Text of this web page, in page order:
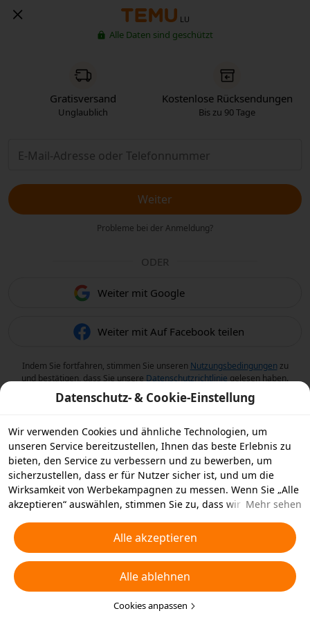
LU
Alle Daten sind geschützt
Gratisversand
Unglaublich
Kostenlose Rücksendungen
Bis zu 90 Tage
Weiter
Probleme bei der Anmeldung?
ODER
Weiter mit Google
Weiter mit Auf Facebook teilen
Indem Sie fortfahren, stimmen Sie unseren Nutzungsbedingungen zu
und bestätigen, dass Sie unsere Datenschutzrichtlinie gelesen haben.
Datenschutz- & Cookie-Einstellung
Wir verwenden Cookies und ähnliche Technologien, um
unseren Service bereitzustellen, Ihnen das beste Erlebnis zu
bieten, den Service zu verbessern und zu bewerben, um
sicherzustellen, dass er für Nutzer sicher ist, und um die
Wirksamkeit von Werbekampagnen zu messen. Wenn Sie „Alle
akzeptieren“ auswählen, stimmen Sie zu, dass wir und die
ähnliche Technologien für Werbezwecke auf Ihrem Gerät
speichern. Alternativ können Sie auch über „Alle ablehnen“
nicht notwendige Cookies ablehnen oder auswählen, welche
Arten von Cookies Sie akzeptieren oder deaktivieren möchten,
indem Sie unten oder jederzeit in Ihren
Datenschutzeinstellungen auf „Cookies anpassen“ klicken.
Mehr sehen
Alle akzeptieren
Alle ablehnen
Cookies anpassen